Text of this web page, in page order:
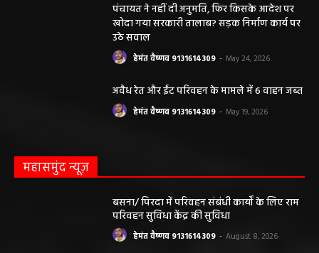
पंचायत ने नहीं दी अनुमति, फिर किसके आदेश पर
खोदा गया सरकारी तालाब? सड़क निर्माण कार्य पर
उठे सवाल
हेमंत वैष्णव 9131614309 - May 24, 2026
अवैध रेत और ईंट परिवहन के मामले में 6 वाहन जब्त
हेमंत वैष्णव 9131614309 - May 19, 2026
महासमुंद न्यूज़
बसना/ पिरदा में परिवहन संबंधी कार्यों के लिए राम
परिवहन सुविधा केंद्र की सुविधा
हेमंत वैष्णव 9131614309 - August 8, 2026